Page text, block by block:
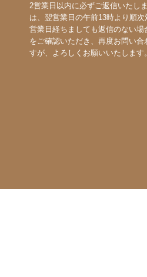
2営業日以内に必ずご返信いたし
は、翌営業日の午前13時より順
営業日経ちましても返信のない
をご確認いただき、再度お問い
すが、よろしくお願いいたします。